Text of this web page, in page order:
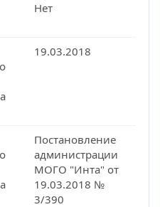
Нет
19.03.2018
Постановление
администрации
МОГО "Инта" от
19.03.2018 №
3/390